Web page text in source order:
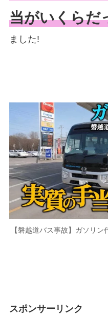
当がいくらだ
ました!
【磐越道バス事故】ガソリ
スポンサーリンク